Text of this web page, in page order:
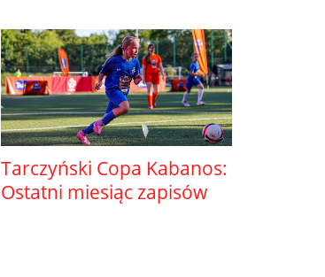
Tarczyński Copa Kabanos:
Ostatni miesiąc zapisów